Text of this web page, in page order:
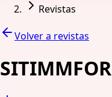
Revistas
Volver a revistas